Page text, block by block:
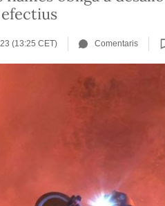
(13:25 CET) Comentaris